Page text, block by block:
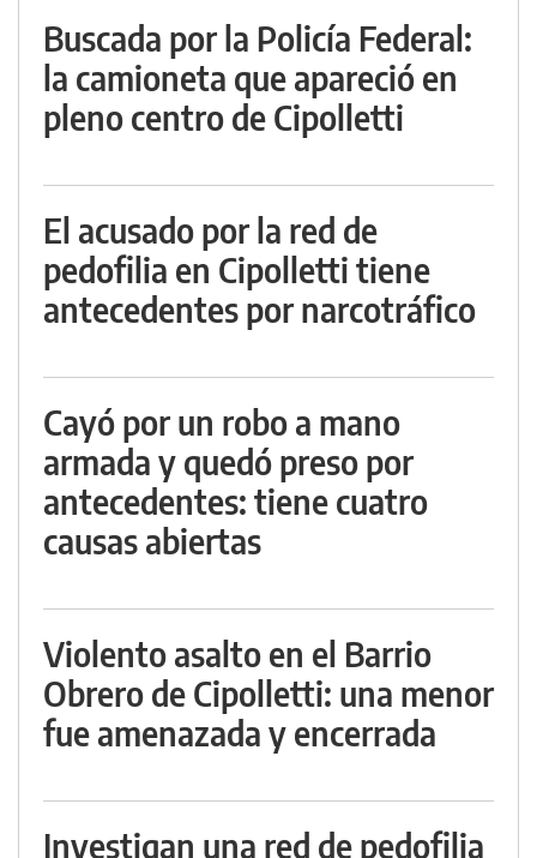
Buscada por la Policía Federal:
la camioneta que apareció en
pleno centro de Cipolletti
El acusado por la red de
pedofilia en Cipolletti tiene
antecedentes por narcotráfico
Cayó por un robo a mano
armada y quedó preso por
antecedentes: tiene cuatro
causas abiertas
Violento asalto en el Barrio
Obrero de Cipolletti: una menor
fue amenazada y encerrada
Investigan una red de pedofilia